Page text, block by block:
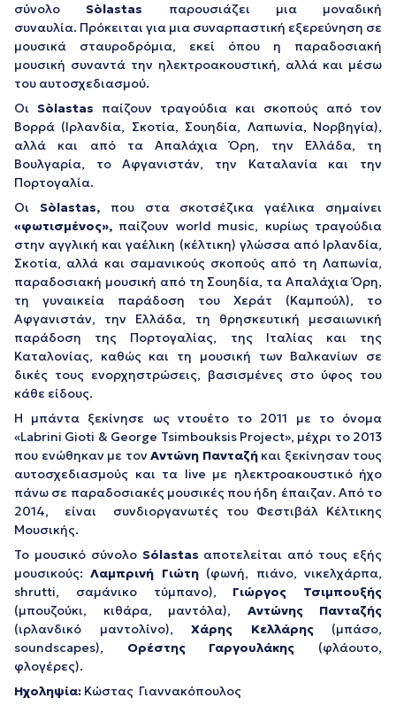
σύνολοSòlastas παρουσιάζει μια μοναδική
συναυλία. Πρόκειται για μια συναρπαστική εξερεύνηση σε
μουσικά σταυροδρόμια, εκεί όπου η παραδοσιακή
μουσική συναντά την ηλεκτροακουστική, αλλά και μέσω
του αυτοσχεδιασμού.
Οι Sòlastas παίζουν τραγούδια και σκοπούς από τον
Βορρά (Ιρλανδία, Σκοτία, Σουηδία, Λαπωνία, Νορβηγία),
αλλά και από τα Απαλάχια Όρη, την Ελλάδα, τη
Βουλγαρία, το Αφγανιστάν, την Καταλανία και την
Πορτογαλία.
Οι Sòlastas, που στα σκοτσέζικα γαέλικα σημαίνει
«φωτισμένος», παίζουν world music, κυρίως τραγούδια
στην αγγλική και γαέλικη (κέλτικη) γλώσσα από Ιρλανδία,
Σκοτία, αλλά και σαμανικούς σκοπούς από τη Λαπωνία,
παραδοσιακή μουσική από τη Σουηδία, τα Απαλάχια Όρη,
τη γυναικεία παράδοση του Χεράτ (Καμπούλ), το
Αφγανιστάν, την Ελλάδα, τη θρησκευτική μεσαιωνική
παράδοση της Πορτογαλίας, της Ιταλίας και της
Καταλονίας, καθώς και τη μουσική των Βαλκανίων σε
δικές τους ενορχηστρώσεις, βασισμένες στο ύφος του
κάθε είδους.
Η μπάντα ξεκίνησε ως ντουέτο το 2011 με το όνομα
«Labrini Gioti & George Tsimbouksis Project», μέχρι το 2013
που ενώθηκαν με τον Αντώνη Πανταζήκαι ξεκίνησαν τους
αυτοσχεδιασμούς και τα live με ηλεκτροακουστικό ήχο
πάνω σε παραδοσιακές μουσικές που ήδη έπαιζαν. Aπό το
2014, είναι συνδιοργανωτές του Φεστιβάλ Κέλτικης
Μουσικής.
Το μουσικό σύνολο Sόlastas αποτελείται από τους εξής
μουσικούς:Λαμπρινή Γιώτη (φωνή, πιάνο, νικελχάρπα,
shrutti, σαμάνικο τύμπανο), Γιώργος Τσιμπουξής
(μπουζούκι, κιθάρα, μαντόλα), Αντώνης Πανταζής
(ιρλανδικό μαντολίνο), Χάρης Κελλάρης (μπάσο,
soundscapes), Ορέστης Γαργουλάκης (φλάουτο,
φλογέρες).
Ηχοληψία: Κώστας Γιαννακόπουλος